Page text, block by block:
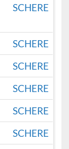
SCHERE
SCHERE
SCHERE
SCHERE
SCHERE
SCHERE